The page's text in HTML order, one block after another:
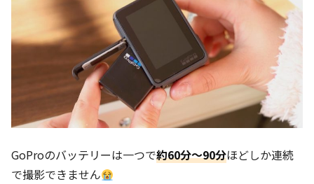
GoProのバッテリーは一つで約60分〜90分ほどしか連続
で撮影できません